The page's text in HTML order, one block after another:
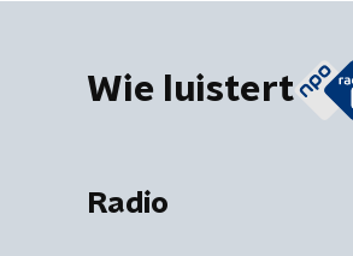
Wie luistert
Radio